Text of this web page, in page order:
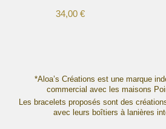
34,00 €
variations.
options
Les
*Aloa’s Créations est une marque
commercial avec les maisons
Les bracelets proposés sont des
avec leurs boîtiers à lanières